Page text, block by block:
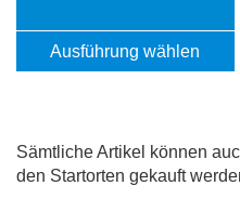
Ausführung wählen
mehrere
Varianten
Sämtliche Artikel können
den Startorten gekauft